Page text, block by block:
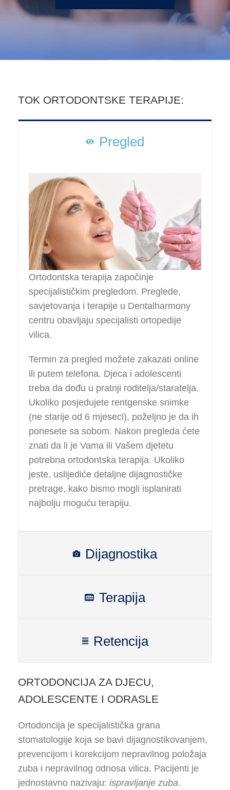
TOK ORTODONTSKE TERAPIJE:
Pregled
Ortodontska terapija započinje
specijalističkim pregledom. Preglede,
savjetovanja i terapije u Dentalharmony
centru obavljaju specijalisti ortopedije
vilica.
Termin za pregled možete zakazati online
ili putem telefona. Djeca i adolescenti
treba da dođu u pratnji roditelja/staratelja.
Ukoliko posjedujete rentgenske snimke
(ne starije od 6 mjeseci), poželjno je da ih
ponesete sa sobom. Nakon pregleda ćete
znati da li je Vama ili Vašem djetetu
potrebna ortodontska terapija. Ukoliko
jeste, uslijediće detaljne dijagnostičke
pretrage, kako bismo mogli isplanirati
najbolju moguću terapiju.
Dijagnostika
Terapija
Retencija
ORTODONCIJA ZA DJECU,
ADOLESCENTE I ODRASLE
Ortodoncija je specijalistička grana
stomatologije koja se bavi dijagnostikovanjem,
prevencijom i korekcijom nepravilnog položaja
zuba i nepravilnog odnosa vilica. Pacijenti je
jednostavno nazivaju: ispravljanje zuba.